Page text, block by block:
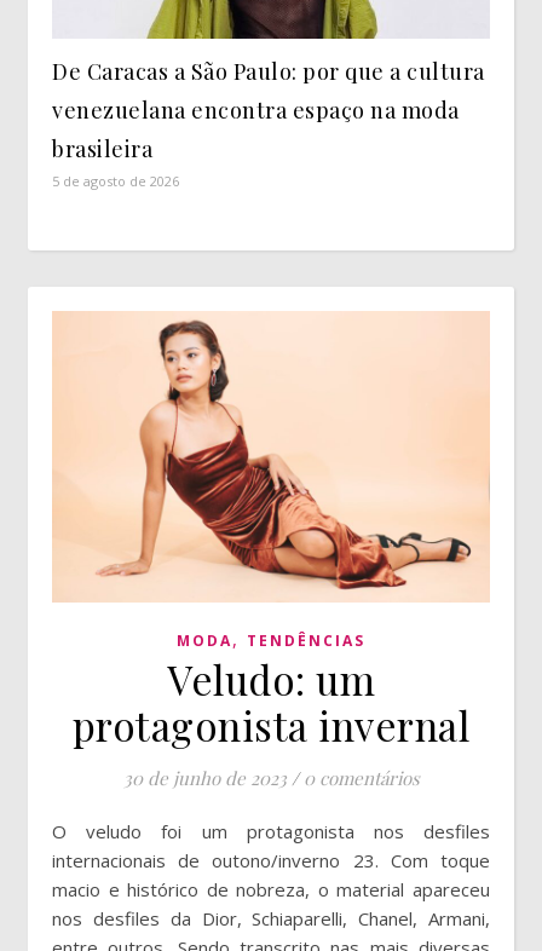
De Caracas a São Paulo: por que a cultura
venezuelana encontra espaço na moda
brasileira
5 de agosto de 2026
MODA, TENDÊNCIAS
Veludo: um
protagonista invernal
30 de junho de 2023 / 0 comentários
O veludo foi um protagonista nos desfiles
internacionais de outono/inverno 23. Com toque
macio e histórico de nobreza, o material apareceu
nos desfiles da Dior, Schiaparelli, Chanel, Armani,